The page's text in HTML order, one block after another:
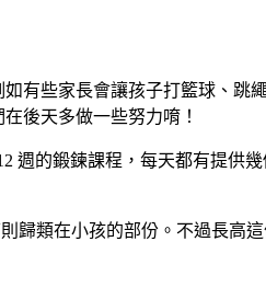
有些家長會讓孩子打籃球、
後天多做一些努力唷！
週的鍛鍊課程，每天都有提
歸類在小孩的部份。不過長